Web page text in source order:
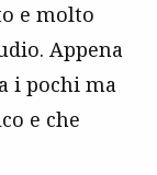
e molto
Appena
i pochi ma
e che